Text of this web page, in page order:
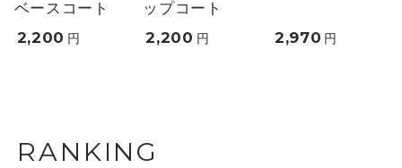
ベースコート
2,200 円
ップコート
2,200 円 2,970 円
RANKING